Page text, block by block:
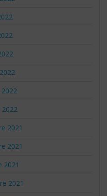
2022
2021
2021
2021
2021